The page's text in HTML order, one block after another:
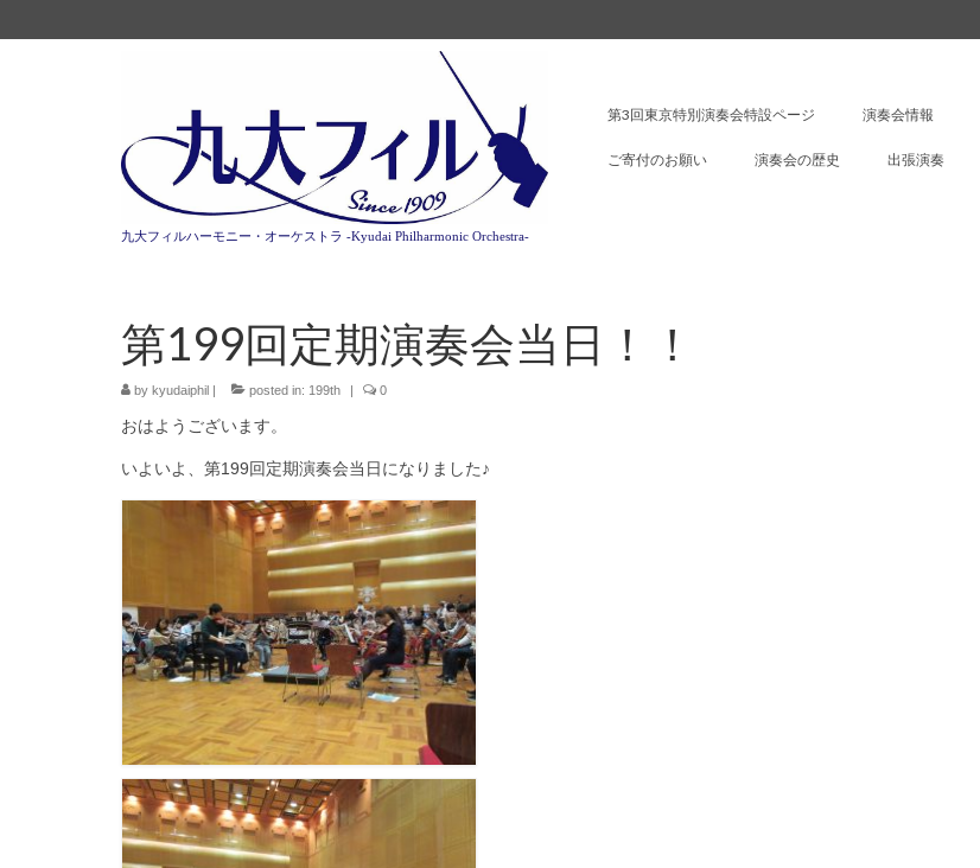
九大フィルハーモニー・オーケストラ -Kyudai Philharmonic Orchestra-
第3回東京特別演奏会特設ページ 演奏会情報
ご寄付のお願い 演奏会の歴史 出張演奏
第199回定期演奏会当日！！
by kyudaiphil | posted in: 199th | 0
おはようございます。
いよいよ、第199回定期演奏会当日になりました♪